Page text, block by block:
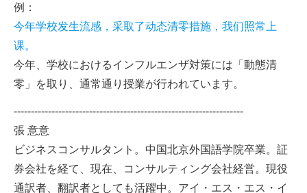
例：
今年学校发生流感，采取了动态清零措施，我们照常上
课。
今年、学校におけるインフルエンザ対策には「動態清
零」を取り、通常通り授業が行われています。
-------------------------------------------------------------------
張 意意
ビジネスコンサルタント。中国北京外国語学院卒業。証
券会社を経て、現在、コンサルティング会社経営。現役
通訳者、翻訳者としても活躍中。アイ・エス・エス・イ